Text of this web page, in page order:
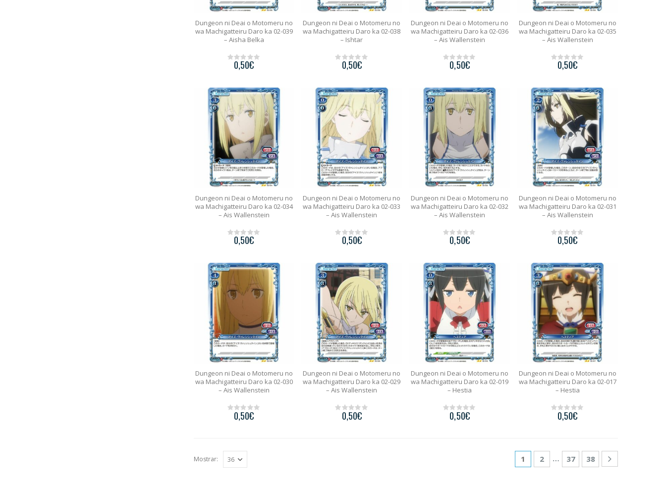
Dungeon ni Deai o Motomeru no
wa Machigatteiru Daro ka 02-039
– Aisha Belka
o
5
0,50€
Dungeon ni Deai o Motomeru no
wa Machigatteiru Daro ka 02-038
– Ishtar
o
f
5
0,50€
Dungeon ni Deai o Motomeru no
wa Machigatteiru Daro ka 02-036
– Ais Wallenstein
o
5
0,50€
Dungeon ni Deai o Motomeru no
wa Machigatteiru Daro ka 02-035
– Ais Wallenstein
o
f
5
0,50€
Dungeon ni Deai o Motomeru no
wa Machigatteiru Daro ka 02-034
– Ais Wallenstein
o
5
0,50€
Dungeon ni Deai o Motomeru no
wa Machigatteiru Daro ka 02-033
– Ais Wallenstein
o
f
0,50€
Dungeon ni Deai o Motomeru no
wa Machigatteiru Daro ka 02-032
– Ais Wallenstein
o
0,50€
Dungeon ni Deai o Motomeru no
wa Machigatteiru Daro ka 02-031
– Ais Wallenstein
o
f
5
0,50€
Dungeon ni Deai o Motomeru no
wa Machigatteiru Daro ka 02-030
– Ais Wallenstein
f
5
0,50€
Dungeon ni Deai o Motomeru no
wa Machigatteiru Daro ka 02-029
– Ais Wallenstein
0,50€
Dungeon ni Deai o Motomeru no
wa Machigatteiru Daro ka 02-019
– Hestia
0,50€
Dungeon ni Deai o Motomeru no
wa Machigatteiru Daro ka 02-017
– Hestia
0,50€
Mostrar: 1 2 … 37 38